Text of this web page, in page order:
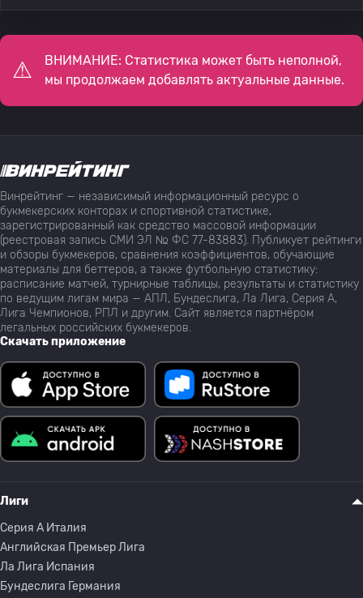
ВНИМАНИЕ: Статистика может быть неполной,
мы продолжаем добавлять актуальные данные.
Винрейтинг — независимый информационный ресурс о
букмекерских конторах и спортивной статистике,
зарегистрированный как средство массовой информации
(реестровая запись СМИ ЭЛ № ФС 77-83883). Публикует рейтинги
и обзоры букмекеров, сравнения коэффициентов, обучающие
материалы для беттеров, а также футбольную статистику:
расписание матчей, турнирные таблицы, результаты и статистику
по ведущим лигам мира — АПЛ, Бундеслига, Ла Лига, Серия А,
Лига Чемпионов, РПЛ и другим. Сайт является партнёром
легальных российских букмекеров.
Скачать приложение
Лиги
Серия A Италия
Английская Премьер Лига
Ла Лига Испания
Бундеслига Германия